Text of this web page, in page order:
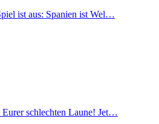
ist aus: Spanien ist Wel…
Eurer schlechten Laune! Jet…